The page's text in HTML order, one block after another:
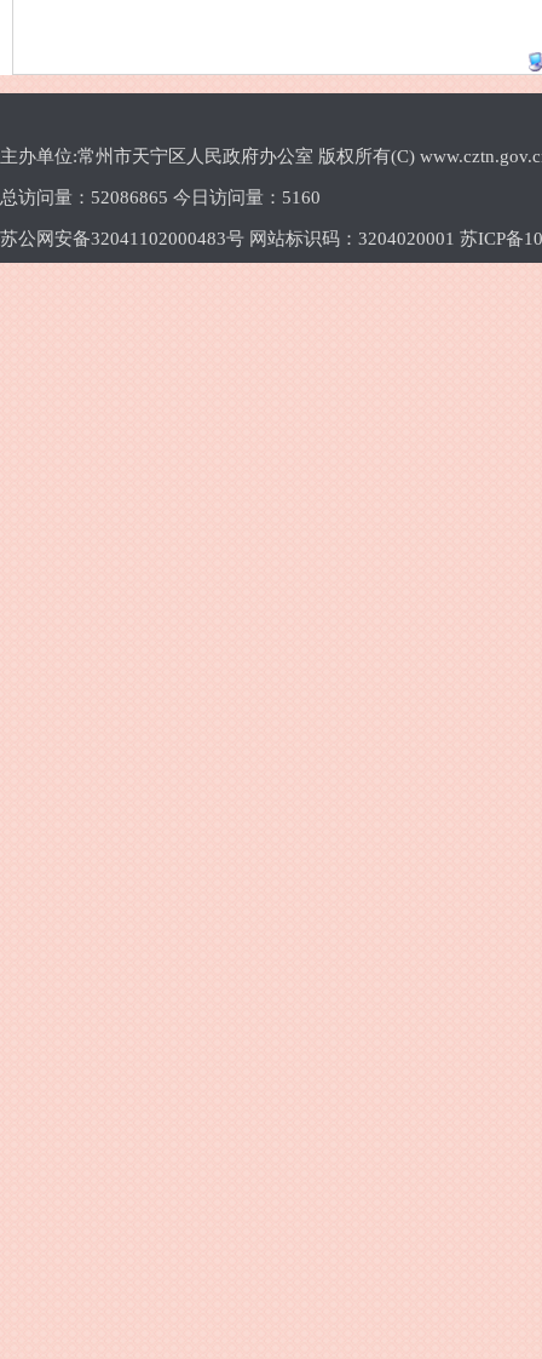
主办单位:常州市天宁区人民政府办公室 版权所有(C)
总访问量： 52086865 今日访问量： 5160
苏公网安备32041102000483号 网站标识码：3204020001 苏ICP备